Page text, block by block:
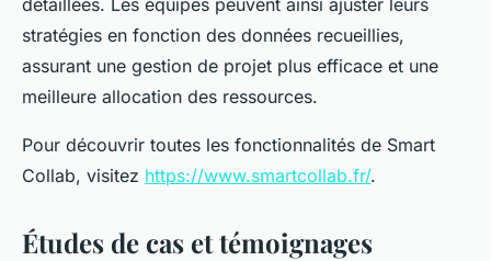
stratégies en fonction des données recueillies,
assurant une gestion de projet plus efficace et une
meilleure allocation des ressources.
Pour découvrir toutes les fonctionnalités de Smart
Collab, visitez https://www.smartcollab.fr/.
Études de cas et témoignages